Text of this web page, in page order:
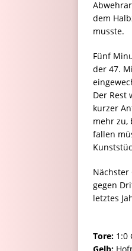
dem
musste.
Fünf
der 47.
Der Rest
kurzer
mehr zu,
fallen
Nächster
gegen
letztes
Tore: 1:0